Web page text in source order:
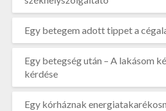
Egy betegem adott tippet a
Egy betegség után – A lakásom
kérdése
Egy kórháznak